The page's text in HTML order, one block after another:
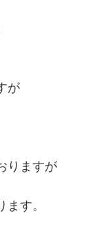
が
りますが
す。